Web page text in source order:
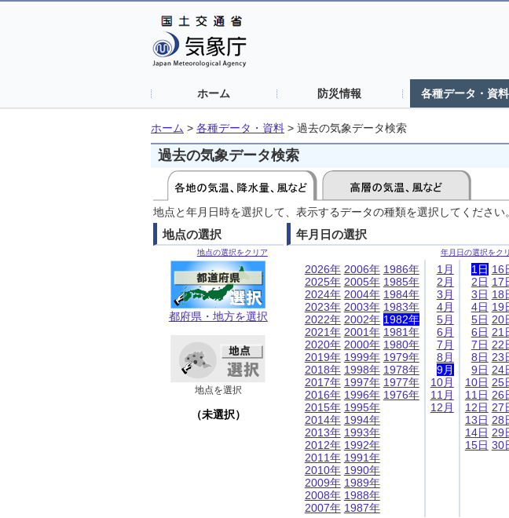
ホーム 防災情報 各種データ・資料
ホーム > 各種データ・資料 > 過去の気象データ検索
過去の気象データ検索
地点と年月日時を選択して、表示するデータの種類を選択してください。
地点の選択
地点の選択をクリア
都府県・地方を選択
地点を選択
（未選択）
年月日の選択
年月日の選択をク
2026年
2025年
2024年
2023年
2022年
2021年
2020年
2019年
2018年
2017年
2016年
2015年
2014年
2013年
2012年
2011年
2010年
2009年
2008年
2007年
2006年
2005年
2004年
2003年
2002年
2001年
2000年
1999年
1998年
1997年
1996年
1995年
1994年
1993年
1992年
1991年
1990年
1989年
1988年
1987年
1986年
1985年
1984年
1983年
1982年
1981年
1980年
1979年
1978年
1977年
1976年
1月
2月
3月
4月
5月
6月
7月
8月
9月
10月
11月
12月
1日
2日
3日
4日
5日
6日
7日
8日
9日
10日
11日
12日
13日
14日
15日
16
17
18
19
20
21
22
23
24
25
26
27
28
29
30